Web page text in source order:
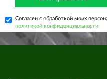
Согласен с обработкой моих
политикой конфиденциальности